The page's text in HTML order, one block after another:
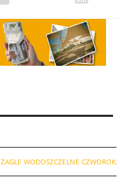
ŻAGLE WODOSZCZELNE